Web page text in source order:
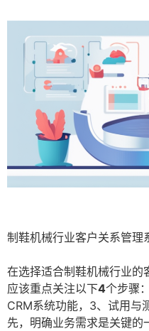
制鞋机械行业客户关系管理
在选择适合制鞋机械行业的
应该重点关注以下4个步骤
CRM系统功能，3、试用与
先，明确业务需求是关键的